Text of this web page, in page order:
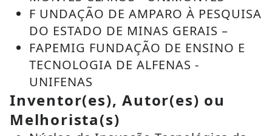
F UNDAÇÃO DE AMPARO À PESQUISA
DO ESTADO DE MINAS GERAIS –
FAPEMIG FUNDAÇÃO DE ENSINO E
TECNOLOGIA DE ALFENAS -
UNIFENAS
Inventor(es), Autor(es) ou
Melhorista(s)